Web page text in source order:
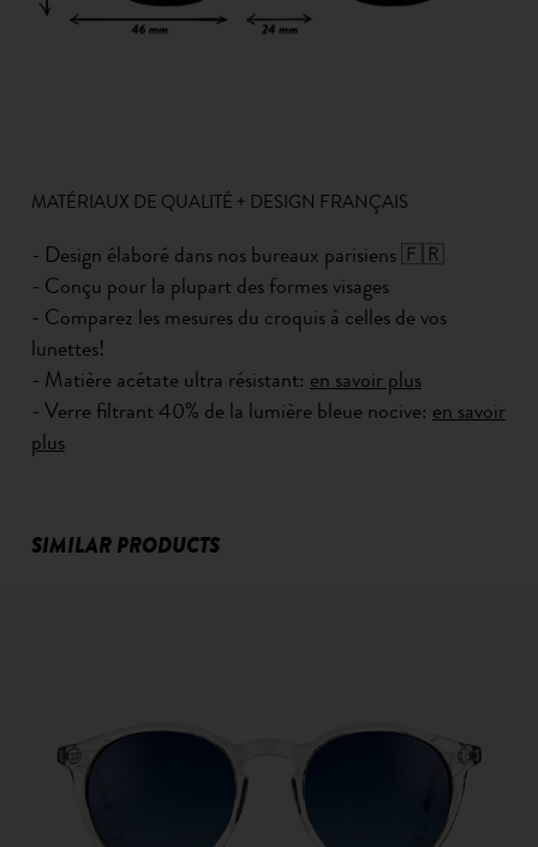
MATÉRIAUX DE QUALITÉ + DESIGN FRANÇAIS
- Design élaboré dans nos bureaux parisiens 🇫🇷
- Conçu pour la plupart des formes visages
- Comparez les mesures du croquis à celles de vos
lunettes!
- Matière acétate ultra résistant: en savoir plus
- Verre filtrant 40% de la lumière bleue nocive: en savoir
plus
SIMILAR PRODUCTS